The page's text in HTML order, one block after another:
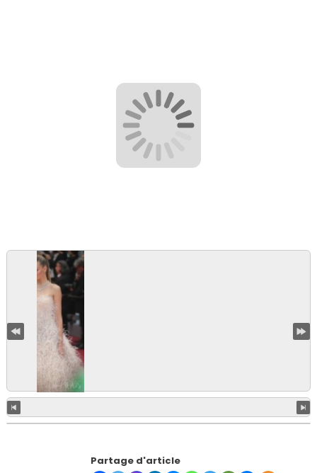
Partage d'article